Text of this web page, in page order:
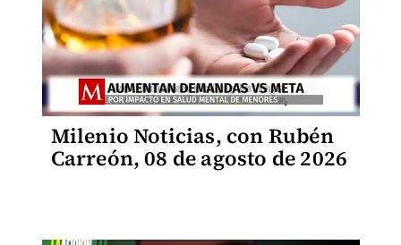
Milenio Noticias, con Rubén
Carreón, 08 de agosto de 2026